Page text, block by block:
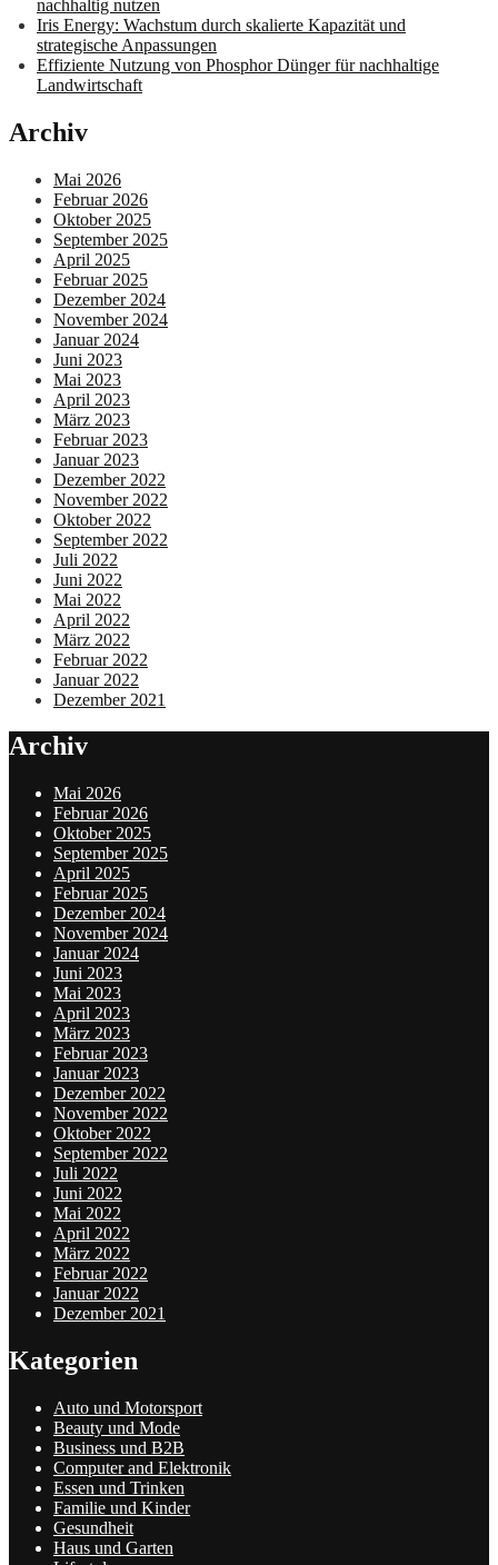
nachhaltig nutzen
Iris Energy: Wachstum durch skalierte Kapazität und
strategische Anpassungen
Effiziente Nutzung von Phosphor Dünger für nachhaltige
Landwirtschaft
Archiv
Mai 2026
Februar 2026
Oktober 2025
September 2025
April 2025
Februar 2025
Dezember 2024
November 2024
Januar 2024
Juni 2023
Mai 2023
April 2023
März 2023
Februar 2023
Januar 2023
Dezember 2022
November 2022
Oktober 2022
September 2022
Juli 2022
Juni 2022
Mai 2022
April 2022
März 2022
Februar 2022
Januar 2022
Dezember 2021
Archiv
Mai 2026
Februar 2026
Oktober 2025
September 2025
April 2025
Februar 2025
Dezember 2024
November 2024
Januar 2024
Juni 2023
Mai 2023
April 2023
März 2023
Februar 2023
Januar 2023
Dezember 2022
November 2022
Oktober 2022
September 2022
Juli 2022
Juni 2022
Mai 2022
April 2022
März 2022
Februar 2022
Januar 2022
Dezember 2021
Kategorien
Auto und Motorsport
Beauty und Mode
Business und B2B
Computer and Elektronik
Essen und Trinken
Familie und Kinder
Gesundheit
Haus und Garten